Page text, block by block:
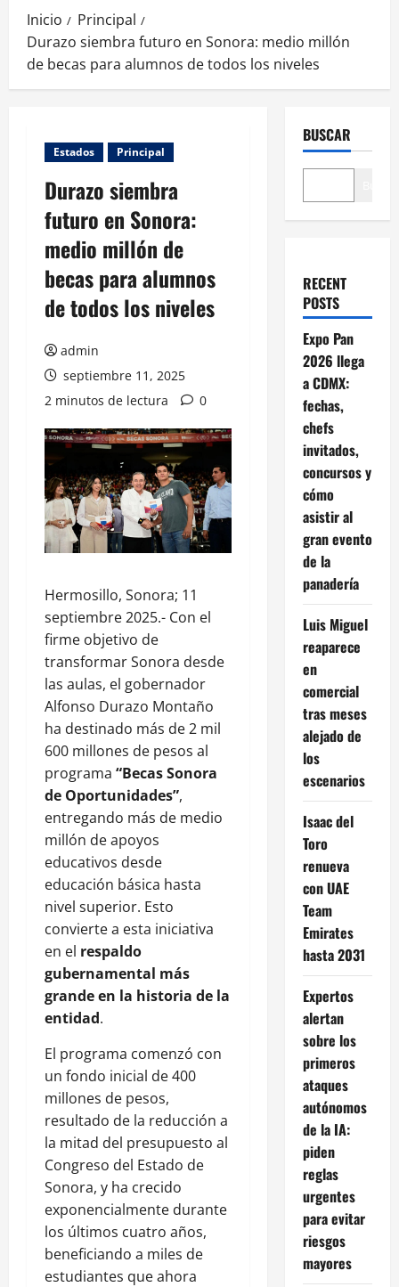
Inicio
Principal
Durazo siembra futuro en Sonora: medio millón
de becas para alumnos de todos los niveles
Estados Principal
Durazo siembra
futuro en Sonora:
medio millón de
becas para alumnos
de todos los niveles
admin
septiembre 11, 2025
2 minutos de lectura
0
Hermosillo, Sonora; 11
septiembre 2025.- Con el
firme objetivo de
transformar Sonora desde
las aulas, el gobernador
Alfonso Durazo Montaño
ha destinado más de 2 mil
600 millones de pesos al
programa “Becas Sonora
de Oportunidades”,
entregando más de medio
millón de apoyos
educativos desde
educación básica hasta
nivel superior. Esto
convierte a esta iniciativa
en el respaldo
gubernamental más
grande en la historia de la
entidad.
El programa comenzó con
un fondo inicial de 400
millones de pesos,
resultado de la reducción a
la mitad del presupuesto al
Congreso del Estado de
Sonora, y ha crecido
exponencialmente durante
los últimos cuatro años,
beneficiando a miles de
estudiantes que ahora
BUSCAR
RECENT
POSTS
Expo Pan
2026 llega
a CDMX:
fechas,
chefs
invitados,
concursos y
cómo
asistir al
gran evento
de la
panadería
Luis Miguel
reaparece
en
comercial
tras meses
alejado de
los
escenarios
Isaac del
Toro
renueva
con UAE
Team
Emirates
hasta 2031
Expertos
alertan
sobre los
primeros
ataques
autónomos
de la IA:
piden
reglas
urgentes
para evitar
riesgos
mayores